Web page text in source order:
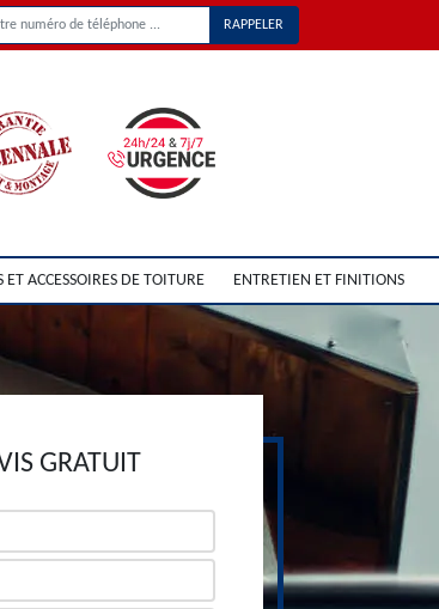
ACCESSOIRES DE TOITURE ENTRETIEN ET FINITIONS
GRATUIT